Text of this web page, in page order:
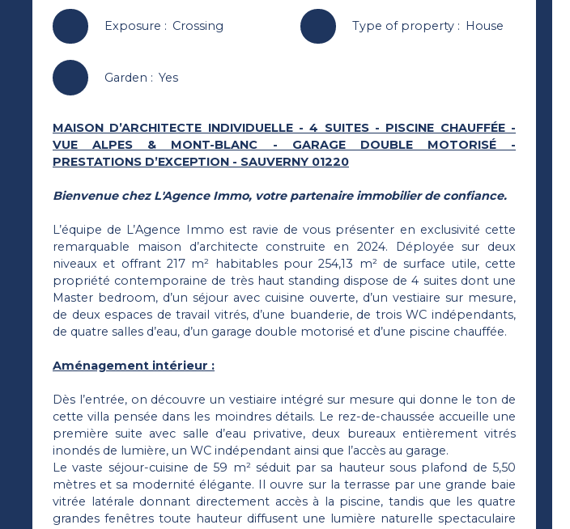
Exposure : Crossing Type of property: House
Garden : Yes
MAISON D’ARCHITECTE INDIVIDUELLE - 4 SUITES - PISCINE CHAUFFÉE -
VUE ALPES & MONT-BLANC - GARAGE DOUBLE MOTORISÉ -
PRESTATIONS D’EXCEPTION - SAUVERNY 01220
Bienvenue chez L'Agence Immo, votre partenaire immobilier de confiance.
L’équipe de L’Agence Immo est ravie de vous présenter en exclusivité cette
remarquable maison d’architecte construite en 2024. Déployée sur deux
niveaux et offrant 217 m² habitables pour 254,13 m² de surface utile, cette
propriété contemporaine de très haut standing dispose de 4 suites dont une
Master bedroom, d’un séjour avec cuisine ouverte, d’un vestiaire sur mesure,
de deux espaces de travail vitrés, d’une buanderie, de trois WC indépendants,
de quatre salles d’eau, d’un garage double motorisé et d’une piscine chauffée.
Aménagement intérieur :
Dès l’entrée, on découvre un vestiaire intégré sur mesure qui donne le ton de
cette villa pensée dans les moindres détails. Le rez-de-chaussée accueille une
première suite avec salle d’eau privative, deux bureaux entièrement vitrés
inondés de lumière, un WC indépendant ainsi que l’accès au garage.
Le vaste séjour-cuisine de 59 m² séduit par sa hauteur sous plafond de 5,50
mètres et sa modernité élégante. Il ouvre sur la terrasse par une grande baie
vitrée latérale donnant directement accès à la piscine, tandis que les quatre
grandes fenêtres toute hauteur diffusent une lumière naturelle spectaculaire